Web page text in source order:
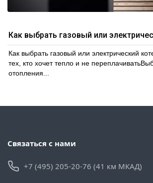
Как выбрать газовый или
Как выбрать газовый или электрический
тех, кто хочет тепло и не
отопления...
Связаться с нами
+7 (495) 205-20-76 (41 км МКАД)